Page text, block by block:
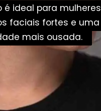
é ideal para mulheres
faciais fortes e uma
mais ousada.
é ideal para mulheres
faciais fortes e uma
mais ousada.